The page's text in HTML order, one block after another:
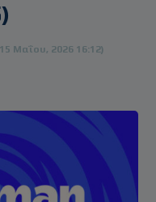
Μαΐου, 2026 16:12)